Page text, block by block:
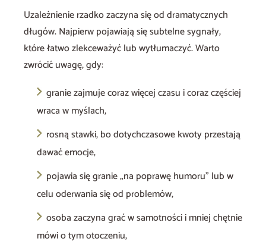
Uzależnienie rzadko zaczyna się od dramatycznych
długów. Najpierw pojawiają się subtelne sygnały,
które łatwo zlekceważyć lub wytłumaczyć. Warto
zwrócić uwagę, gdy:
granie zajmuje coraz więcej czasu i coraz częściej
wraca w myślach,
rosną stawki, bo dotychczasowe kwoty przestają
dawać emocje,
pojawia się granie „na poprawę humoru” lub w
celu oderwania się od problemów,
osoba zaczyna grać w samotności i mniej chętnie
mówi o tym otoczeniu,